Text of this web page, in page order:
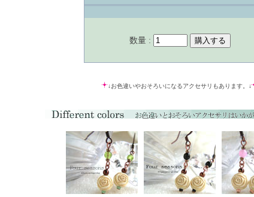
数量 :
↓お色違いやおそろいになるアクセサリもあります。↓